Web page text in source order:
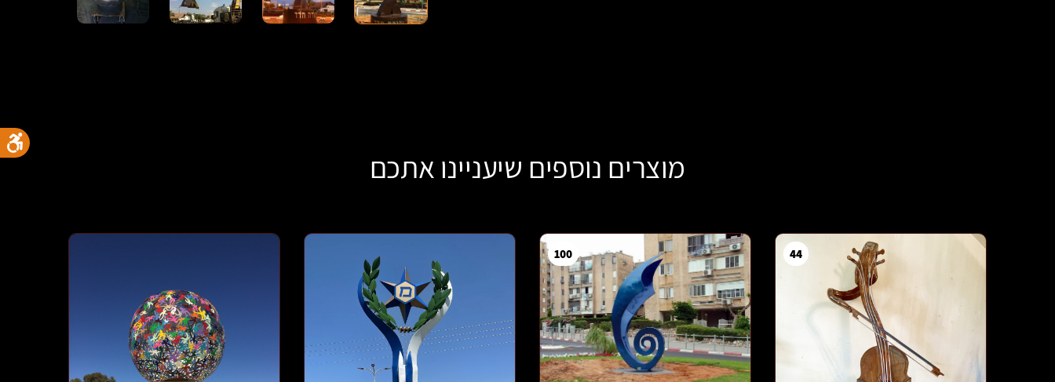
מוצרים נוספים שיעניינו אתכם
44
100